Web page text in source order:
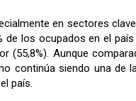
en sectores
de los ocupados en el
Aunque
continúa siendo una de
país.